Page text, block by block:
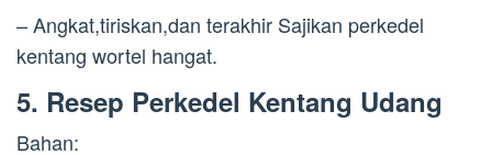
– Angkat,tiriskan,dan terakhir Sajikan perkedel
kentang wortel hangat.
5. Resep Perkedel Kentang Udang
Bahan: